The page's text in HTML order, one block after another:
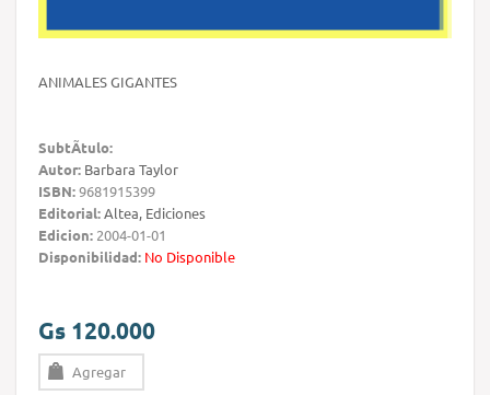
ANIMALES GIGANTES
SubtÃ­tulo:
Autor: Barbara Taylor
ISBN:9681915399
Editorial:Altea, Ediciones
Edicion: 2004-01-01
Disponibilidad: No Disponible
Gs 120.000
Agregar